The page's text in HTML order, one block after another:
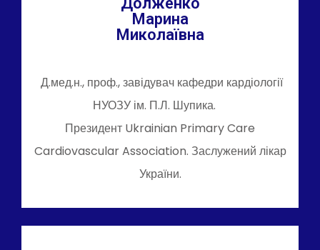
Марина
Миколаївна
Д.мед.н., проф., завідувач кафедри кардіології
НУОЗУ ім. П.Л. Шупика.
Президент Ukrainian Primary Care
Cardiovascular Association. Заслужений лікар
України.